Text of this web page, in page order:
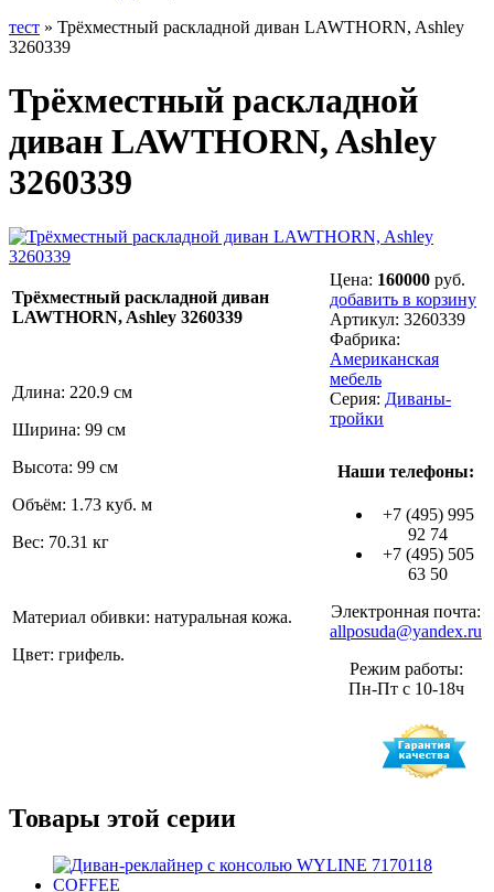
тест » Трёхместный раскладной диван LAWTHORN, Ashley
3260339
Трёхместный раскладной
диван LAWTHORN, Ashley
3260339
Трёхместный раскладной диван
LAWTHORN, Ashley 3260339
Длина: 220.9 см
Ширина: 99 см
Высота: 99 см
Объём: 1.73 куб. м
Вес: 70.31 кг
Материал обивки: натуральная кожа.
Цвет: грифель.
Цена: 160000 руб.
добавить в корзину
Артикул: 3260339
Фабрика:
Американская
мебель
Серия: Диваны-
тройки
Наши телефоны:
+7 (495) 995
92 74
+7 (495) 505
63 50
Электронная почта:
allposuda@yandex.ru
Режим работы:
Пн-Пт с 10-18ч
Товары этой серии